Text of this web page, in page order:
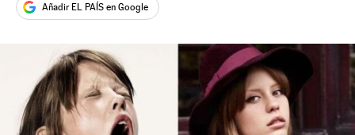
Añadir EL PAÍS en Google